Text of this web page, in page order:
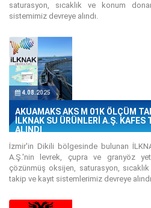
saturasyon, sıcaklık ve konum
sistemimiz devreye alındı.
4.08.2025
AKUAMAKS AKS M 01K ÖLÇÜM
İLKNAK SU ÜRÜNLERİ A.Ş. KAFES
ALINDI
İzmir'in Dikili bölgesinde bulunan
A.Ş.'nin levrek, çupra ve granyöz
çözünmüş oksijen, saturasyon,
takip ve kayıt sistemlerimiz devreye alındı.